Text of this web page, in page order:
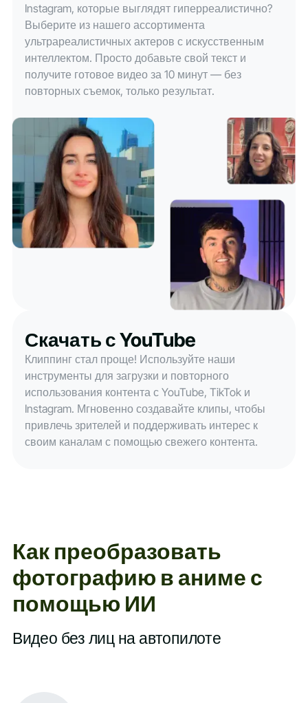
Instagram, которые выглядят гиперреалистично?
Выберите из нашего ассортимента
ультрареалистичных актеров с искусственным
интеллектом. Просто добавьте свой текст и
получите готовое видео за 10 минут — без
повторных съемок, только результат.
Скачать с YouTube
Клиппинг стал проще! Используйте наши
инструменты для загрузки и повторного
использования контента с YouTube, TikTok и
Instagram. Мгновенно создавайте клипы, чтобы
привлечь зрителей и поддерживать интерес к
своим каналам с помощью свежего контента.
Как преобразовать
фотографию в аниме с
помощью ИИ
Видео без лиц на автопилоте